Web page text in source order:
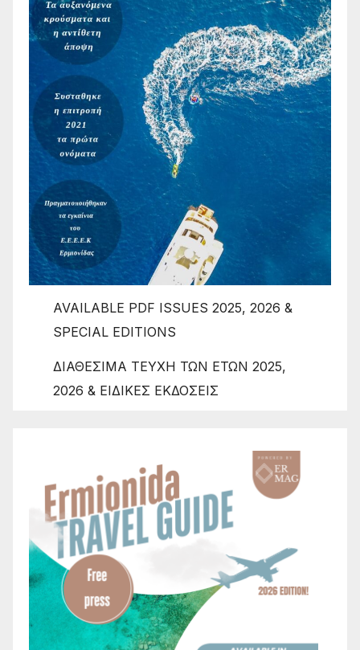
AVAILABLE PDF ISSUES 2025, 2026 &
SPECIAL EDITIONS
ΔΙΑΘΕΣΙΜΑ ΤΕΥΧΗ ΤΩΝ ΕΤΩΝ 2025,
2026 & ΕΙΔΙΚΕΣ ΕΚΔΟΣΕΙΣ